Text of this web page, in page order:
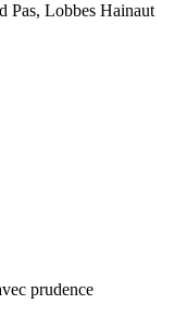
Pas, Lobbes Hainaut
prudence